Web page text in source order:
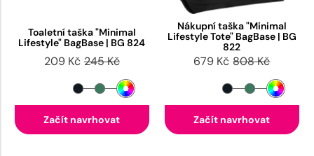
Toaletní taška "Minimal
Lifestyle" BagBase | BG 824
209 Kč 245 Kč
Začít navrhovat
Nákupní taška "Minimal
Lifestyle Tote" BagBase | BG
822
679 Kč 808 Kč
Začít navrhovat